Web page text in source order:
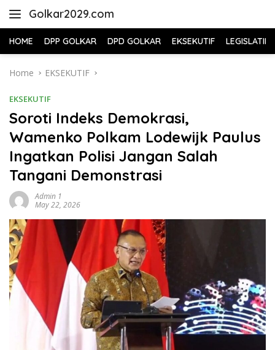
Golkar2029.com
HOME DPP GOLKAR DPD GOLKAR EKSEKUTIF LEGISLATIF
Home EKSEKUTIF
EKSEKUTIF
Soroti Indeks Demokrasi,
Wamenko Polkam Lodewijk Paulus
Ingatkan Polisi Jangan Salah
Tangani Demonstrasi
Admin 1
May 22, 2026